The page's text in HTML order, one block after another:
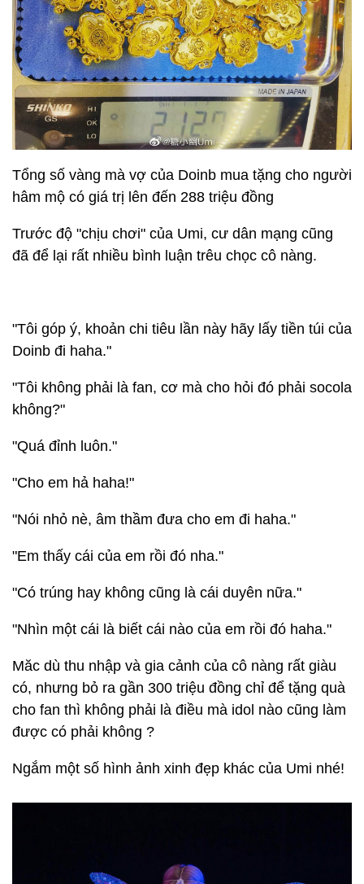
Tổng số vàng mà vợ của Doinb mua tặng cho người
hâm mộ có giá trị lên đến 288 triệu đồng
Trước độ "chịu chơi" của Umi, cư dân mạng cũng
đã để lại rất nhiều bình luận trêu chọc cô nàng.
"Tôi góp ý, khoản chi tiêu lần này hãy lấy tiền túi của
Doinb đi haha."
"Tôi không phải là fan, cơ mà cho hỏi đó phải socola
không?"
"Quá đỉnh luôn."
"Cho em hả haha!"
"Nói nhỏ nè, âm thầm đưa cho em đi haha."
"Em thấy cái của em rồi đó nha."
"Có trúng hay không cũng là cái duyên nữa."
"Nhìn một cái là biết cái nào của em rồi đó haha."
Măc dù thu nhập và gia cảnh của cô nàng rất giàu
có, nhưng bỏ ra gần 300 triệu đồng chỉ để tặng quà
cho fan thì không phải là điều mà idol nào cũng làm
được có phải không ?
Ngắm một số hình ảnh xinh đẹp khác của Umi nhé!